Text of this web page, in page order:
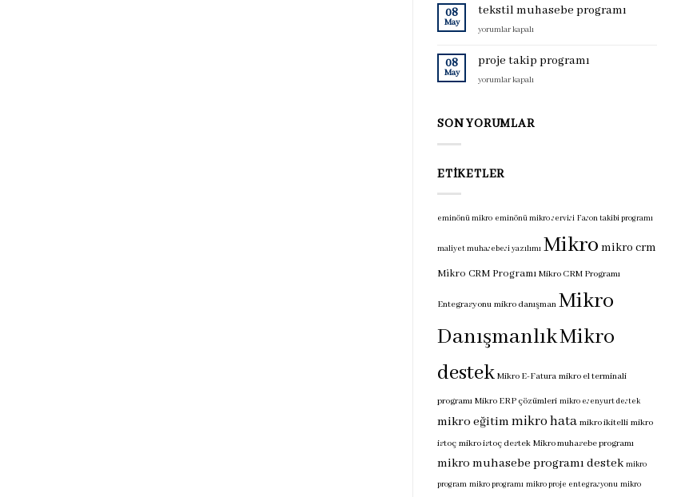
arşiv
programı
08
May
tekstil muhasebe programı
tekstil
programı
yorumlar kapalı
08
May
proje takip programı
proje
için
yorumlar kapalı
SON YORUMLAR
ETIKETLER
eminönü mikro eminönü mikro servisi Fason takibi programı
maliyet muhasebesi yazılımı Mikro mikro crm
Mikro CRM Programı Mikro CRM Programı
Entegrasyonu mikro danışman Mikro
DanışmanlıkMikro
destek Mikro E-Fatura mikro el terminali
programı Mikro ERP çözümleri mikro esenyurt destek
mikro eğitimmikro hata mikro ikitelli mikro
istoç mikro istoç destek Mikro muhasebe programı
mikro muhasebe programı destek mikro
program mikro programı mikro proje entegrasyonu mikro